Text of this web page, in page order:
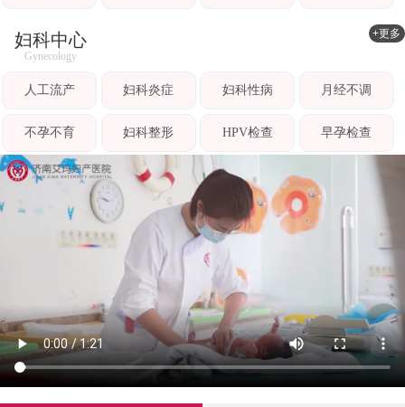
妇科中心
Gynecology
+更多
人工流产 妇科炎症 妇科性病 月经不调
不孕不育 妇科整形 HPV检查 早孕检查